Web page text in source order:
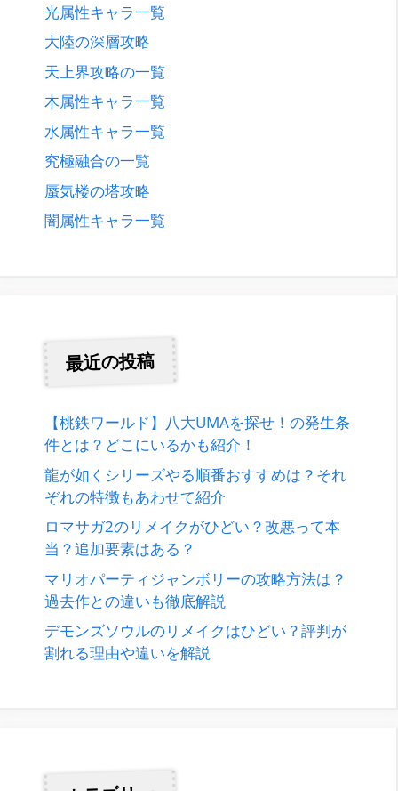
光属性キャラ一覧
大陸の深層攻略
天上界攻略の一覧
木属性キャラ一覧
水属性キャラ一覧
究極融合の一覧
蜃気楼の塔攻略
闇属性キャラ一覧
最近の投稿
【桃鉄ワールド】八大UMAを探せ！の発生条
件とは？どこにいるかも紹介！
龍が如くシリーズやる順番おすすめは？それ
ぞれの特徴もあわせて紹介
ロマサガ2のリメイクがひどい？改悪って本
当？追加要素はある？
マリオパーティジャンボリーの攻略方法は？
過去作との違いも徹底解説
デモンズソウルのリメイクはひどい？評判が
割れる理由や違いを解説